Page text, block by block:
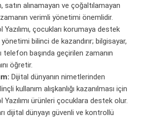
satın alınamayan ve çoğaltılamayan
verimli yönetimi önemlidir.
çocukları korumaya destek
bilinci de kazandırır; bilgisayar,
telefon başında geçirilen zamanın
öğretir.
Dijital dünyanın nimetlerinden
kullanım alışkanlığı kazanılması için
Yazılımı ürünleri çocuklara destek olur.
dijital dünyayı güvenli ve kontrollü